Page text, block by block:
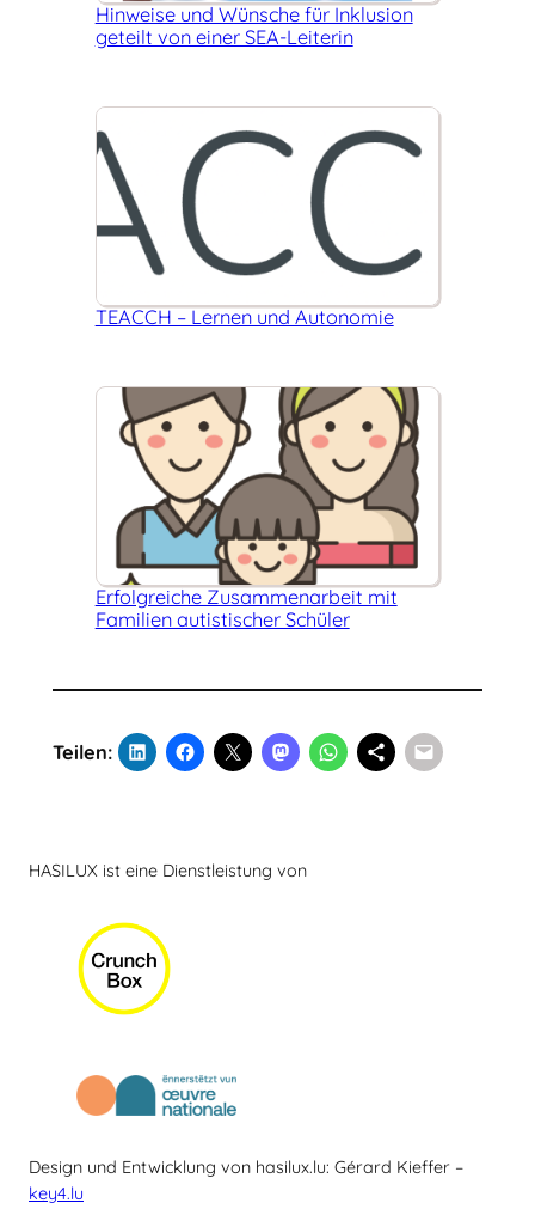
Hinweise und Wünsche für Inklusion
geteilt von einer SEA-Leiterin
TEACCH – Lernen und Autonomie
Erfolgreiche Zusammenarbeit mit
Familien autistischer Schüler
Teilen:
HASILUX ist eine Dienstleistung von
Design und Entwicklung von hasilux.lu: Gérard Kieffer –
key4.lu